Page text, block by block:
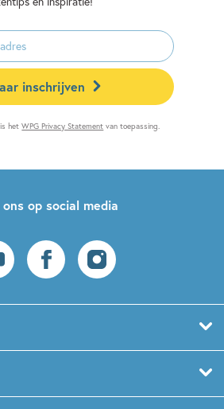
inschrijven
is hetWPG Privacy Statement van toepassing.
ons op social media